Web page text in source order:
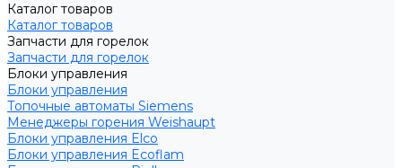
Каталог товаров
Каталог товаров
Запчасти для горелок
Запчасти для горелок
Блоки управления
Блоки управления
Топочные автоматы Siemens
Менеджеры горения Weishaupt
Блоки управления Elco
Блоки управления Ecoflam